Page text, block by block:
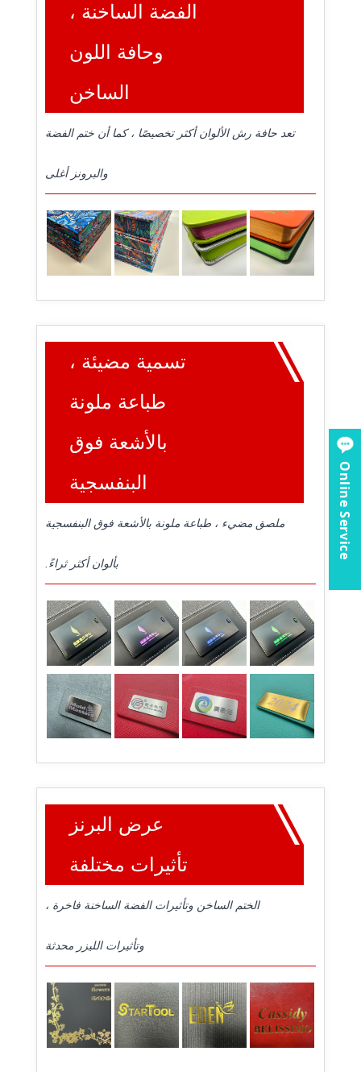
الفضة الساخنة ،
وحافة اللون
الساخن
تعد حافة رش الألوان أكثر تخصيصًا ، كما أن ختم الفضة
والبرونز أغلى
تسمية مضيئة ،
طباعة ملونة
بالأشعة فوق
البنفسجية
ملصق مضيء ، طباعة ملونة بالأشعة فوق البنفسجية
بألوان أكثر ثراءً.
عرض البرنز
تأثيرات مختلفة
الختم الساخن وتأثيرات الفضة الساخنة فاخرة ،
وتأثيرات الليزر محدثة
Online Service